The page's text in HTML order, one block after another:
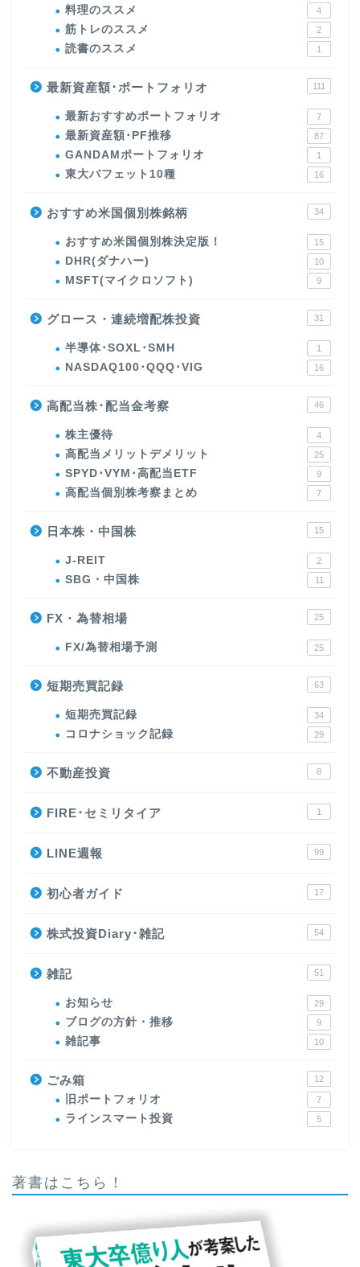
料理のススメ 4
筋トレのススメ 2
読書のススメ 1
最新資産額･ポートフォリオ 111
最新おすすめポートフォリオ 7
最新資産額･PF推移 87
GANDAMポートフォリオ 1
東大バフェット10種 16
おすすめ米国個別株銘柄 34
おすすめ米国個別株決定版！ 15
DHR(ダナハー) 10
MSFT(マイクロソフト) 9
グロース・連続増配株投資 31
半導体･SOXL･SMH 1
NASDAQ100･QQQ･VIG 16
高配当株･配当金考察 46
株主優待 4
高配当メリットデメリット 25
SPYD･VYM･高配当ETF 9
高配当個別株考察まとめ 7
日本株・中国株 15
J-REIT 2
SBG・中国株 11
FX・為替相場 25
FX/為替相場予測 25
短期売買記録 63
短期売買記録 34
コロナショック記録 29
不動産投資 8
FIRE･セミリタイア 1
LINE週報 99
初心者ガイド 17
株式投資Diary･雑記 54
雑記 51
お知らせ 29
ブログの方針・推移 9
雑記事 10
ごみ箱 12
旧ポートフォリオ 7
ラインスマート投資 5
著書はこちら！